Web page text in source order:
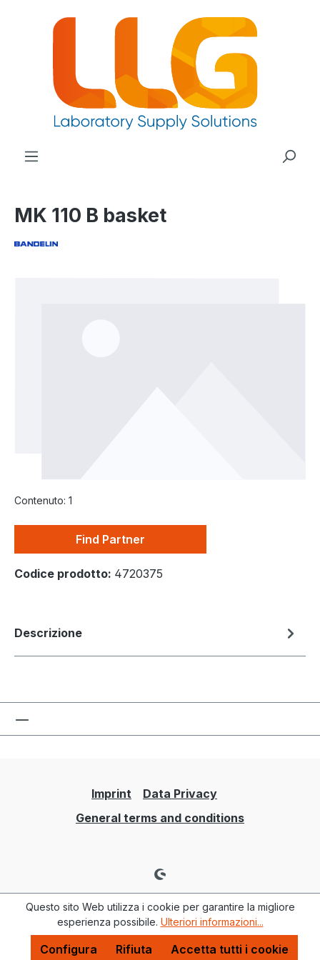
principale
MK 110 B basket
Contenuto: 1
Find Partner
Codice prodotto: 4720375
Descrizione
Imprint
Data Privacy
General terms and conditions
Questo sito Web utilizza i cookie per garantire la migliore
esperienza possibile. Ulteriori informazioni...
Rifiuta
Configura Accetta tutti i cookie